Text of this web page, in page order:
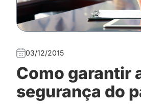
03/12/2015
Como garantir
segurança do